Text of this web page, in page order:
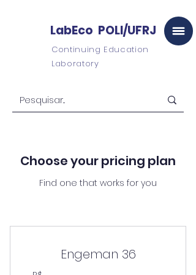
LabEco POLI/UFRJ
Continuing Education
Laboratory
Choose your pricing plan
Find one that works for you
Engeman 36